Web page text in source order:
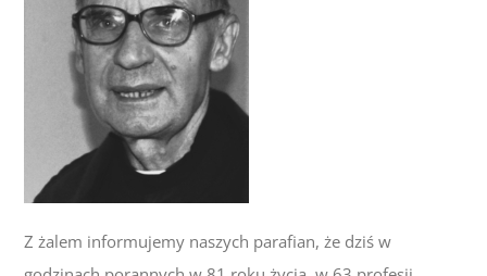
Z żalem informujemy naszych parafian, że dziś w